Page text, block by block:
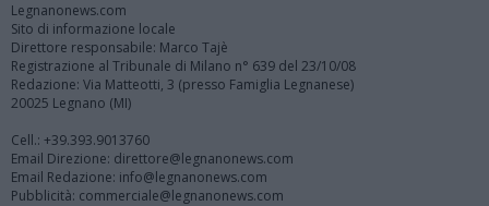
Legnanonews.com
Sito di informazione locale
Direttore responsabile: Marco Tajè
Registrazione al Tribunale di Milano n° 639 del 23/10/08
Redazione: Via Matteotti, 3 (presso Famiglia Legnanese)
20025 Legnano (MI)
Cell.: +39.393.9013760
Email Direzione: direttore@legnanonews.com
Email Redazione: info@legnanonews.com
Pubblicità: commerciale@legnanonews.com